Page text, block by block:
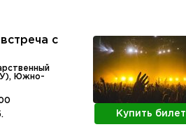
с
Южно-
Купить билет